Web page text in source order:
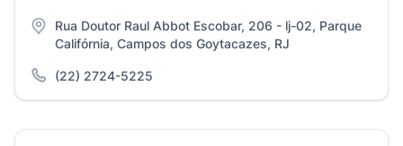
Rua Doutor Raul Abbot Escobar, 206 - lj-02, Parque
Califórnia, Campos dos Goytacazes, RJ
(22) 2724-5225